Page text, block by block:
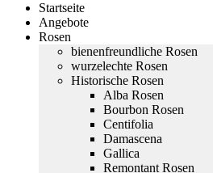
Startseite
Angebote
Rosen
bienenfreundliche Rosen
wurzelechte Rosen
Historische Rosen
Alba Rosen
Bourbon Rosen
Centifolia
Damascena
Gallica
Remontant Rosen